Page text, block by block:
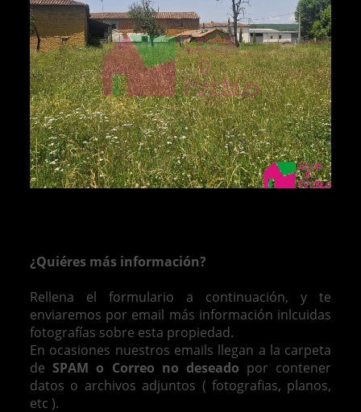
¿Quiéres más información?
Rellena el formulario a continuación, y te
enviaremos por email más información inlcuidas
fotografías sobre esta propiedad.
En ocasiones nuestros emails llegan a la carpeta
de SPAM o Correo no deseado por contener
datos o archivos adjuntos ( fotografias, planos,
etc ).